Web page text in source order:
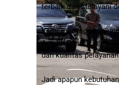
terbaik dan Melayani
Kami menyediakan
Ace,Elf,Bus Medium
dan kualitas
Jadi apapun